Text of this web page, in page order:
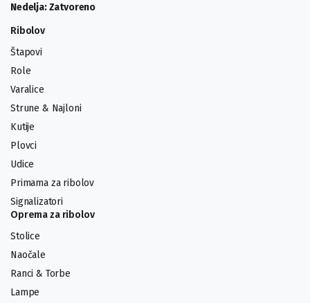
Nedelja: Zatvoreno
Ribolov
Štapovi
Role
Varalice
Strune & Najloni
Kutije
Plovci
Udice
Primama za ribolov
Signalizatori
Oprema za ribolov
Stolice
Naočale
Ranci & Torbe
Lampe